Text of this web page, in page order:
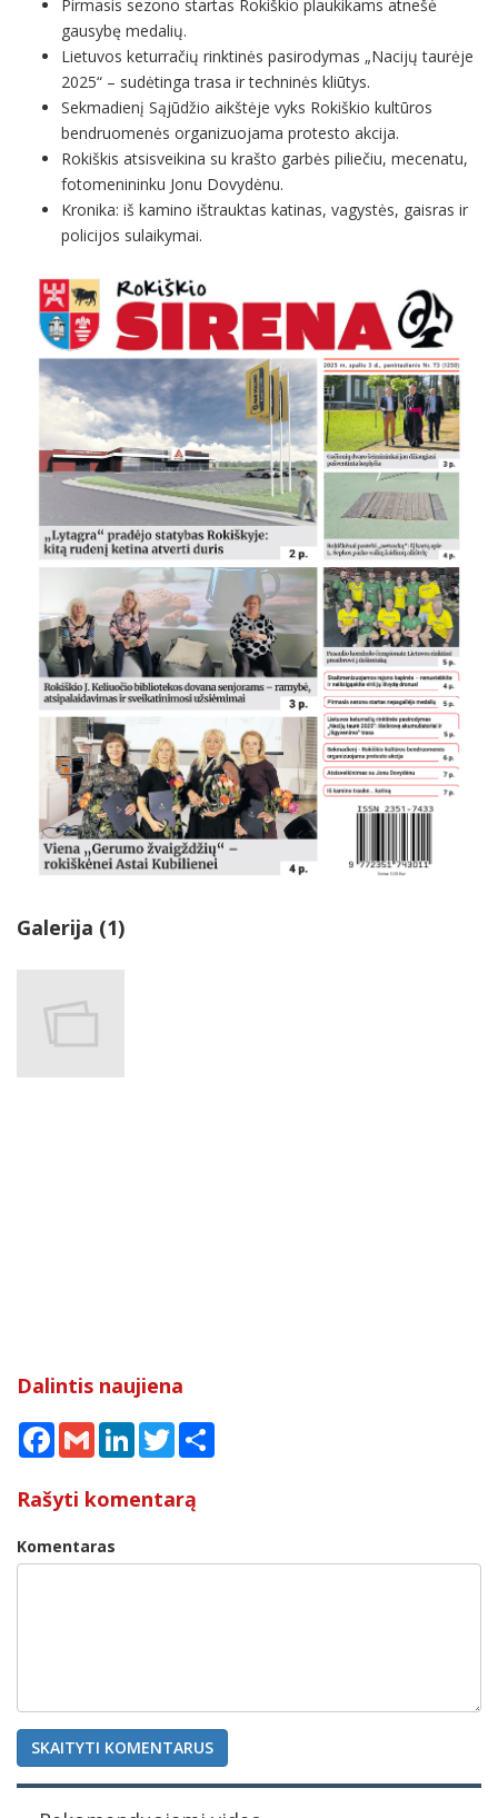
Pirmasis sezono startas Rokiškio plaukikams atnešė
gausybę medalių.
Lietuvos keturračių rinktinės pasirodymas „Nacijų taurėje
2025“ – sudėtinga trasa ir techninės kliūtys.
Sekmadienį Sąjūdžio aikštėje vyks Rokiškio kultūros
bendruomenės organizuojama protesto akcija.
Rokiškis atsisveikina su krašto garbės piliečiu, mecenatu,
fotomenininku Jonu Dovydėnu.
Kronika: iš kamino ištrauktas katinas, vagystės, gaisras ir
policijos sulaikymai.
Galerija (1)
Dalintis naujiena
Facebook
Gmail LinkedInTwitter
Rašyti komentarą
Komentaras
SKAITYTI KOMENTARUS